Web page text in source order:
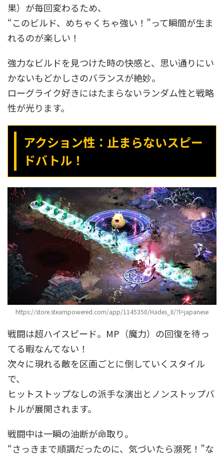
果）が毎回変わるため、
“このビルド、めちゃくちゃ強い！”って瞬間が生ま
れるのが楽しい！
強力なビルドを見つけた時の快感と、思い通りにい
かないもどかしさのバランスが絶妙。
ローグライク好きにはたまらないランダム性と戦略
性が光ります。
アクション性：止まらないスピー
ドバトル！
https://store.steampowered.com/app/1145350/Hades_II/?l=japanese
戦闘は超ハイスピード。MP（魔力）の回復を待っ
てる暇なんてない！
次々に現れる敵を区画ごとに倒していくスタイル
で、
ヒットストップなしの派手な演出とノンストップバ
トルが展開されます。
戦闘中は一瞬の油断が命取り。
“さっきまで順調だったのに、気づいたら瀕死！”な